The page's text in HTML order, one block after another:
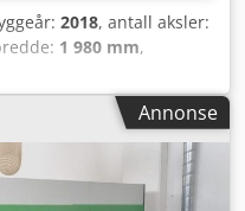
2018, antall aksler:
1 980 mm,
, spindelhastighet
maskinen HOMAG
i 2018. Den tilbyr
3 050 mm og en
mm. Maskinen har 13
Annonse